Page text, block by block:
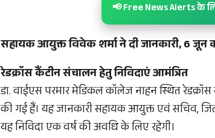
📢 Free News Alerts के
सहायक आयुक्त विवेक शर्मा ने दी जानकारी, 6 जून
रेडक्रॉस कैंटीन संचालन हेतु निविदाएं आमंत्रित
डा. वाईएस परमार मेडिकल कॉलेज नाहन स्थित
की गई हैं। यह जानकारी सहायक आयुक्त एवं सचिव,
यह निविदा एक वर्ष की अवधि के लिए रहेगी।